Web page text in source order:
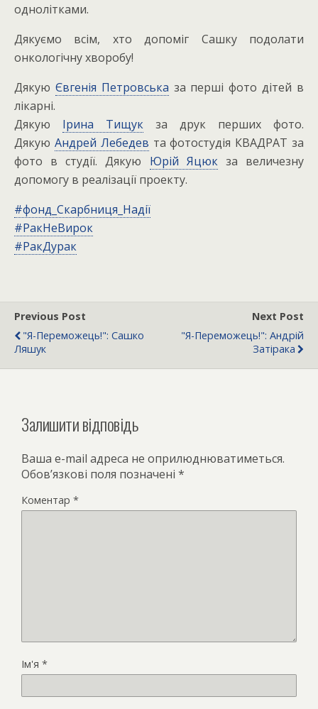
однолітками.
Дякуємо всім, хто допоміг Сашку подолати
онкологічну хворобу!
Дякую Євгенія Петровська за перші фото дітей в
лікарні.
Дякую Ірина Тищук за друк перших фото.
Дякую Андрей Лебедев та фотостудія КВАДРАТ за
фото в студії. Дякую Юрій Яцюкза величезну
допомогу в реалізації проекту.
#фонд_Скарбниця_Надії
#РакНеВирок
#РакДурак
Previous Post
"Я-Переможець!": Сашко
Ляшук
Next Post
"Я-Переможець!": Андрій
Затірака
Залишити відповідь
Ваша e-mail адреса не оприлюднюватиметься.
Обов’язкові поля позначені *
Коментар *
Ім'я *